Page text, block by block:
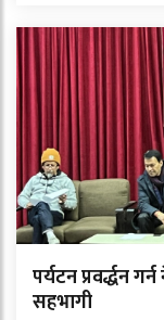
पर्यटन प्रवर्द्धन
सहभागी